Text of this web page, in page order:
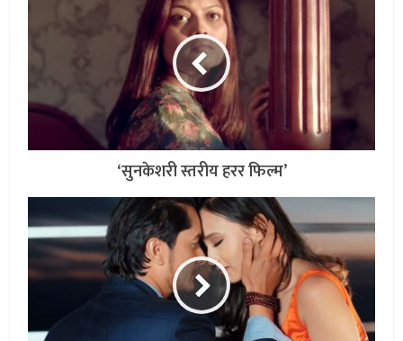
‘सुनकेशरी स्तरीय हरर फिल्म’